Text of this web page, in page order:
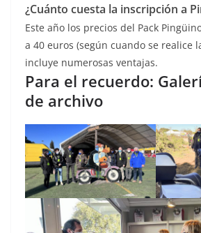
¿Cuánto cuesta la inscripción a
Este año los precios del Pack
a 40 euros (según cuando se realice
incluye numerosas ventajas.
Para el recuerdo:
de archivo